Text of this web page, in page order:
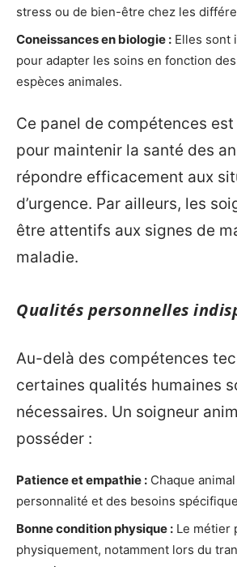
stress ou de bien-être chez les
Coneissances en biologie : Elles sont
pour adapter les soins en fonction
espèces animales.
Ce panel de compétences
pour maintenir la santé des
répondre efficacement aux
d’urgence. Par ailleurs, les
être attentifs aux signes de
maladie.
Qualités personnelles
Au-delà des compétences
certaines qualités humaines
nécessaires. Un soigneur
posséder :
Patience et empathie : Chaque
personnalité et des besoins
Bonne condition physique : Le métier
physiquement, notamment lors du